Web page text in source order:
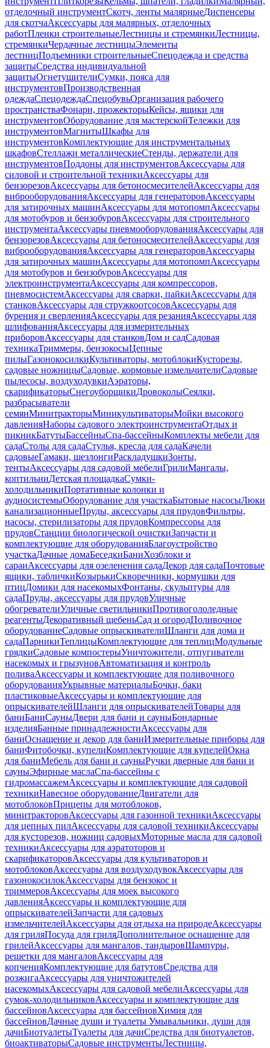
отделочный инструментСкотч, ленты малярныеДиспенсеры
для скотчаАксессуары для малярных, отделочных
работПленки строительныеЛестницы и стремянкиЛестницы,
стремянкиЧердачные лестницыЭлементы
лестницПодъемники строительныеСпецодежда и средства
защитыСредства индивидуальной
защитыОгнетушителиСумки, пояса для
инструментовПроизводственная
одеждаСпецодеждаСпецобувьОрганизация рабочего
пространстваФонари, прожекторыКейсы, ящики для
инструментовОборудование для мастерскойТележки для
инструментовМагнитыШкафы для
инструментовКомплектующие для инструментальных
шкафовСтеллажи металлическиеСтенды, держатели для
инструментовПоддоны для инструментовАксессуары для
силовой и строительной техникиАксессуары для
бензорезовАксессуары для бетоносмесителейАксессуары для
виброоборудованияАксессуары для генераторовАксессуары
для затирочных машинАксессуары для мотопомпАксессуары
для мотобуров и бензобуровАксессуары для строительного
инструментаАксессуары пневмооборудованияАксессуары для
бензорезовАксессуары для бетоносмесителейАксессуары для
виброоборудованияАксессуары для генераторовАксессуары
для затирочных машинАксессуары для мотопомпАксессуары
для мотобуров и бензобуровАксессуары для
электроинструментаАксессуары для компрессоров,
пневмосистемАксессуары для сварки, пайкиАксессуары для
станковАксессуары для стружкоотсосовАксессуары для
бурения и сверленияАксессуары для резанияАксессуары для
шлифованияАксессуары для измерительных
приборовАксессуары для станковДом и садСадовая
техникаТриммеры, бензокосыЦепные
пилыГазонокосилкиКультиваторы, мотоблокиКусторезы,
садовые ножницыСадовые, кормовые измельчителиСадовые
пылесосы, воздуходувкиАэраторы,
скарификаторыСнегоуборщикиДровоколыСеялки,
разбрасыватели
семянМинитракторыМиникультиваторыМойки высокого
давленияНаборы садового электроинструментаОтдых и
пикникБатутыБассейныСпа-бассейныКомплекты мебели для
садаСтолы для садаСтулья, кресла для садаКачели
садовыеГамаки, шезлонгиРаскладушкиЗонты,
тентыАксессуары для садовой мебелиГрилиМангалы,
коптильниДетская площадкаСумки-
холодильникиПортативные колонки и
аудиосистемыОборудование для участкаБытовые насосыЛюки
канализационныеПруды, аксессуары для прудовФильтры,
насосы, стерилизаторы для прудовКомпрессоры для
прудовСтанции биологической очисткиЗапчасти и
комплектующие для оборудованияБлагоустройство
участкаДачные домаБеседкиБаниХозблоки и
сараиАксессуары для озеленения садаДекор для садаПочтовые
ящики, табличкиКозырькиСкворечники, кормушки для
птицДомики для насекомыхФонтаны, скульптуры для
садаПруды, аксессуары для прудовУличные
обогревателиУличные светильникиПротивогололедные
реагентыДекоративный щебеньСад и огородПоливочное
оборудованиеСадовые опрыскивателиШланги для дома и
садаПарникиТеплицыКомплектующие для теплицМодульные
грядкиСадовые компостерыУничтожители, отпугиватели
насекомых и грызуновАвтоматизация и контроль
поливаАксессуары и комплектующие для поливочного
оборудованияУкрывные материалыБочки, баки
пластиковыеАксессуары и комплектующие для
опрыскивателейШланги для опрыскивателейТовары для
баниБаниСауныДвери для бани и сауныБондарные
изделияБанные принадлежностиАксессуары для
баниОснащение и декор для баниИзмерительные приборы для
баниФитобочки, купелиКомплектующие для купелейОкна
для баниМебель для бани и сауныРучки дверные для бани и
сауныЭфирные маслаСпа-бассейны с
гидромассажемАксессуары и комплектующие для садовой
техникиНавесное оборудованиеДвигатели для
мотоблоковПрицепы для мотоблоков,
минитракторовАксессуары для газонной техникиАксессуары
для цепных пилАксессуары для садовой техникиАксессуары
для кусторезов, ножниц садовыхМоторные масла для садовой
техникиАксессуары для аэратоторов и
скарификаторовАксессуары для культиваторов и
мотоблоковАксессуары для воздуходувокАксессуары для
газонокосилокАксессуары для бензокос и
триммеровАксессуары для моек высокого
давленияАксессуары и комплектующие для
опрыскивателейЗапчасти для садовых
измельчителейАксессуары для отдыха на природеАксессуары
для гриляПосуда для гриляДополнительное оснащение для
грилейАксессуары для мангалов, тандыровШампуры,
решетки для мангаловАксессуары для
копченияКомплектующие для батутовСредства для
розжигаАксессуары для уничтожителей
насекомыхАксессуары для садовой мебелиАксессуары для
сумок-холодильниковАксессуары и комплектующие для
бассейновАксессуары для бассейновХимия для
бассейновДачные души и туалеты Умывальники, души для
дачиБиотуалетыТуалеты для дачиСредства для биотуалетов,
биоактиваторыСадовые инструментыЛестницы,